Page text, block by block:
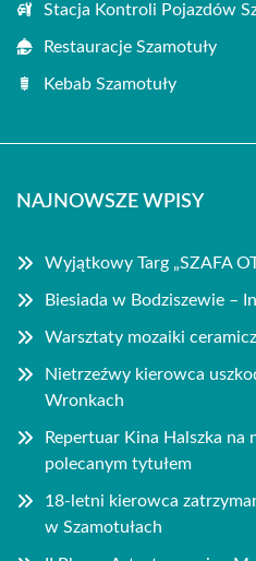
Stacja Kontroli Pojazdów
Restauracje Szamotuły
Kebab Szamotuły
NAJNOWSZE WPISY
Wyjątkowy Targ „SZAFA
Biesiada w Bodziszewie –
Warsztaty mozaiki
Nietrzeźwy kierowca
Wronkach
Repertuar Kina Halszka na
polecanym tytułem
18-letni kierowca
w Szamotułach